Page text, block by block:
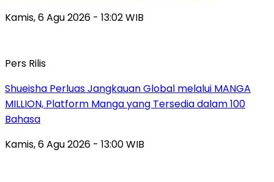
Kamis, 6 Agu 2026 - 13:02 WIB
Pers Rilis
Shueisha Perluas Jangkauan Global melalui MANGA
MILLION, Platform Manga yang Tersedia dalam 100
Bahasa
Kamis, 6 Agu 2026 - 13:00 WIB